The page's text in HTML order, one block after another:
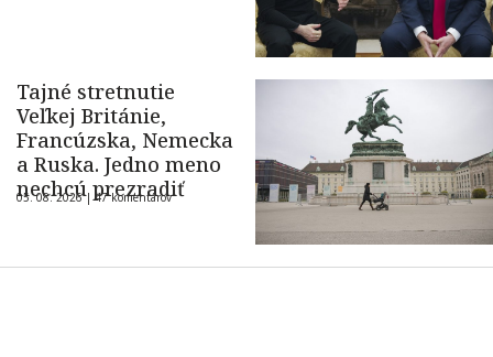
Tajné stretnutie
Veľkej Británie,
Francúzska, Nemecka
a Ruska. Jedno meno
nechcú prezradiť
05. 08. 2026 |47 komentárov